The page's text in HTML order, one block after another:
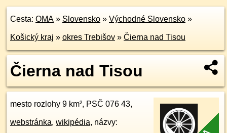
Cesta: OMA » Slovensko » Východné Slovensko »
Košický kraj » okres Trebišov » Čierna nad Tisou
Čierna nad Tisou
mesto rozlohy 9 km², PSČ 076 43,
webstránka, wikipédia, názvy: